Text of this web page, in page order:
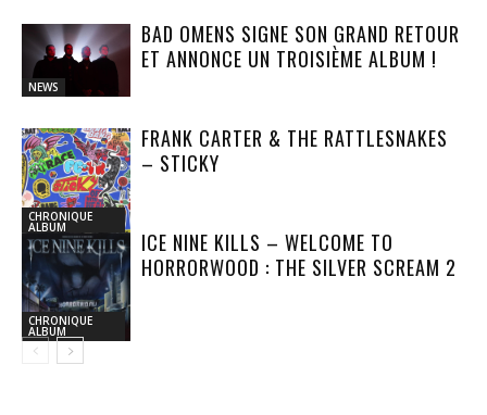
NEWS
BAD OMENS SIGNE SON GRAND RETOUR
ET ANNONCE UN TROISIÈME ALBUM !
CHRONIQUE
ALBUM
FRANK CARTER & THE RATTLESNAKES
– STICKY
CHRONIQUE
ALBUM
ICE NINE KILLS – WELCOME TO
HORRORWOOD : THE SILVER SCREAM 2